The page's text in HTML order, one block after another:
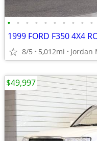
• • • • • • • • • •
8/5 5,012mi Jordan
$49,997